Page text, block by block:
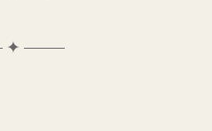
✦